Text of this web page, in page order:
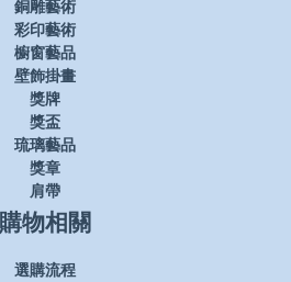
銅雕藝術
彩印藝術
櫥窗藝品
壁飾掛畫
獎牌
獎盃
琉璃藝品
獎章
肩帶
購物相關
選購流程